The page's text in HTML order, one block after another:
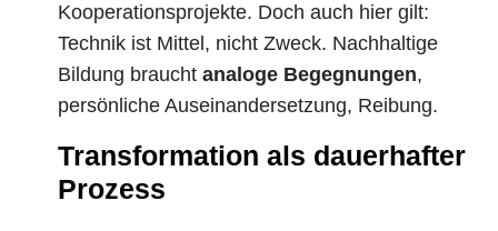
Kooperationsprojekte. Doch auch hier gilt:
Technik ist Mittel, nicht Zweck. Nachhaltige
Bildung braucht analoge Begegnungen,
persönliche Auseinandersetzung, Reibung.
Transformation als dauerhafter
Prozess